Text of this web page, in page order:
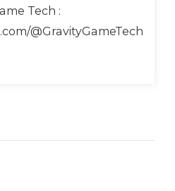
Tech :
@GravityGameTech